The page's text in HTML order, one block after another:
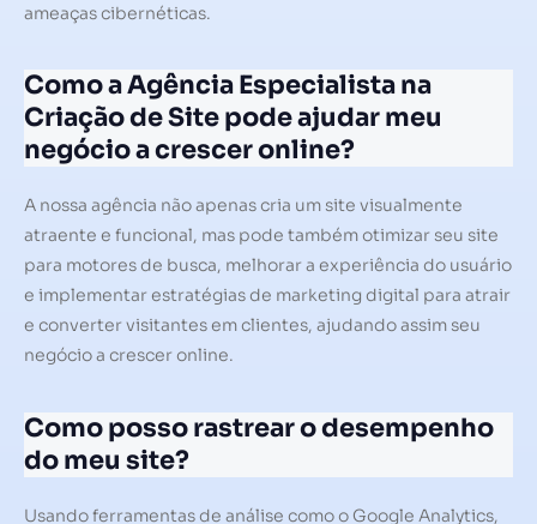
ameaças cibernéticas.
Como a Agência Especialista na
Criação de Site pode ajudar meu
negócio a crescer online?
A nossa agência não apenas cria um site visualmente
atraente e funcional, mas pode também otimizar seu site
para motores de busca, melhorar a experiência do usuário
e implementar estratégias de marketing digital para atrair
e converter visitantes em clientes, ajudando assim seu
negócio a crescer online.
Como posso rastrear o desempenho
do meu site?
Usando ferramentas de análise como o Google Analytics,